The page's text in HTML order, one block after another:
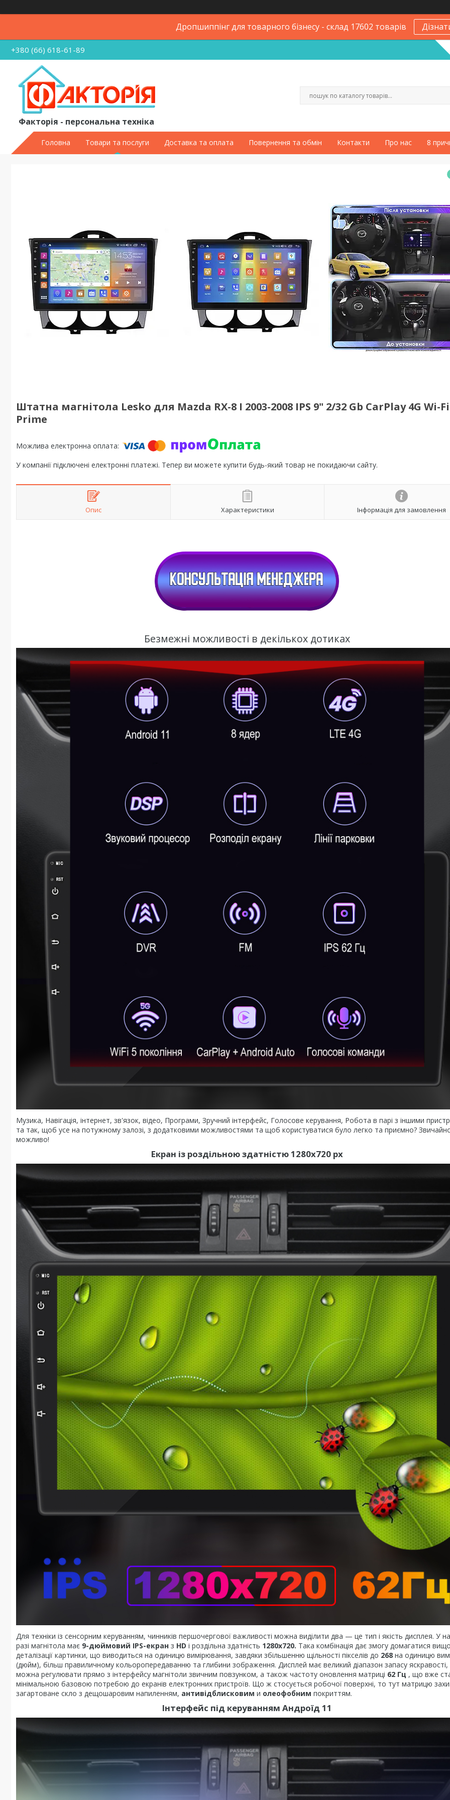
Дропшиппінг для товарного бізнесу - склад 17602 товарів
+380 (66) 618-61-89
Факторія - персональна техніка
Головна Товари та послуги Доставка та оплата Повернення та обмін Контакти Про нас 8
Штатна магнітола Lesko для Mazda RX-8 I 2003-2008 IPS 9" 2/32 Gb CarPlay 4G Wi-Fi
Prime
У компанії підключені електронні платежі. Тепер ви можете купити будь-який товар не покидаючи сайту.
Опис Характеристики Інформація для замовлення
Безмежні можливості в декількох дотиках
Музика, Навігація, інтернет, зв'язок, відео, Програми, Зручний інтерфейс, Голосове керування, Робота в парі з іншими
та так, щоб усе на потужному залозі, з додатковими можливостями та щоб користуватися було легко та приємно?
можливо!
Екран із роздільною здатністю 1280х720 рх
Для техніки із сенсорним керуванням, чинників першочергової важливості можна виділити два — це тип і якість дисплея. У
разі магнітола має 9-дюймовий IPS-екран з HD і роздільна здатність 1280х720. Така комбінація дає змогу домагатися
деталізації картинки, що виводиться на одиницю вимірювання, завдяки збільшенню щільності пікселів до 268 на одиницю
(дюйм), більш правиличному кольоропередаванню та глибини зображення. Дисплей має великий діапазон запасу яскравості,
можна регулювати прямо з інтерфейсу магнітоли звичним повзунком, а також частоту оновлення матриці 62 Гц , що вже
мінімальною базовою потребою до екранів електронних пристроїв. Що ж стосується робочої поверхні, то тут матрицю
загартоване скло з дещошаровим напиленням, антивідблисковим и олеофобним покриттям.
Інтерфейс під керуванням Андроїд 11